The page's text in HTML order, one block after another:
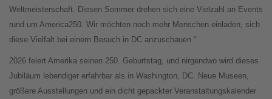
Weltmeisterschaft. Diesen Sommer drehen sich eine Vielzahl an Events
rund um America250. Wir möchten noch mehr Menschen einladen, sich
diese Vielfalt bei einem Besuch in DC anzuschauen.“
2026 feiert Amerika seinen 250. Geburtstag, und nirgendwo wird dieses
Jubiläum lebendiger erfahrbar als in Washington, DC. Neue Museen,
größere Ausstellungen und ein dicht gepackter Veranstaltungskalender